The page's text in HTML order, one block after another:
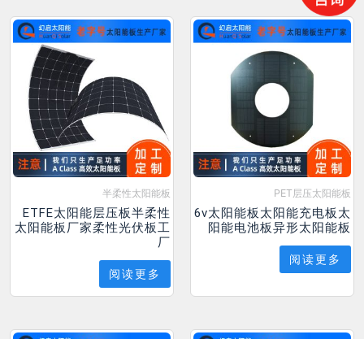
半柔性太阳能板
ETFE太阳能层压板半柔性
太阳能板厂家柔性光伏板工
厂
阅读更多
PET层压太阳能板
6v太阳能板太阳能充电板太
阳能电池板异形太阳能板
阅读更多